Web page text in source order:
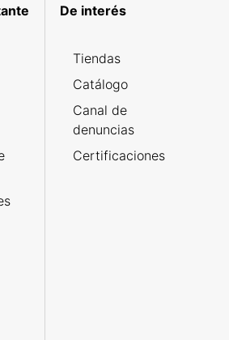
De interés
Tiendas
Catálogo
Canal de
denuncias
Certificaciones